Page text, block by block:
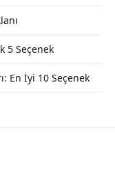
5 Seçenek
En İyi 10 Seçenek